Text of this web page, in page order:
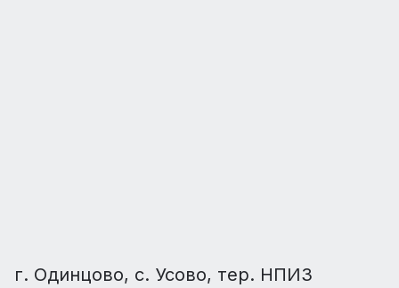
г. Одинцово, с. Усово, тер. НПИЗ